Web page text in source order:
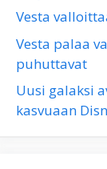
Vesta
Vesta palaa
puhuttavat
Uusi galaksi
kasvuaan